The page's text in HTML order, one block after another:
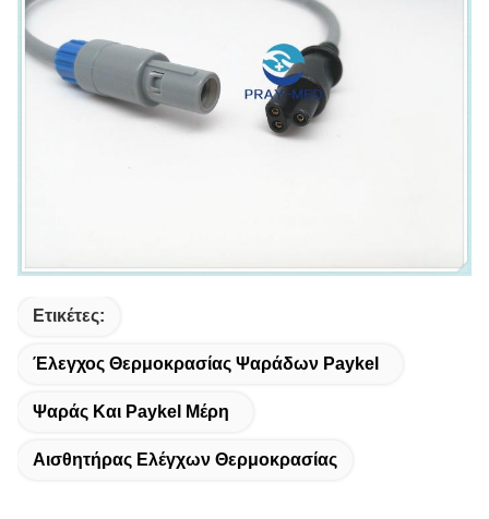
Ετικέτες:
Έλεγχος Θερμοκρασίας Ψαράδων Paykel
Ψαράς Και Paykel Μέρη
Αισθητήρας Ελέγχων Θερμοκρασίας